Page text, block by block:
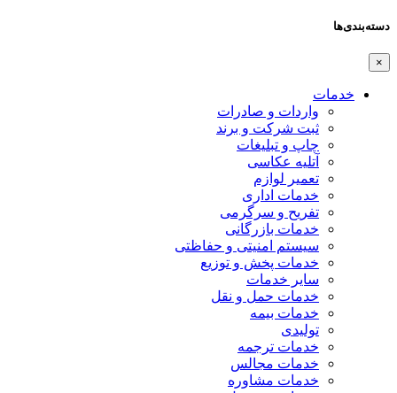
دسته‌بندی‌ها
×
خدمات
واردات و صادرات
ثبت شرکت و برند
چاپ و تبلیغات
آتلیه عکاسی
تعمیر لوازم
خدمات اداری
تفریح و سرگرمی
خدمات بازرگانی
سیستم امنیتی و حفاظتی
خدمات پخش و توزیع
سایر خدمات
خدمات حمل و نقل
خدمات بیمه
تولیدی
خدمات ترجمه
خدمات مجالس
خدمات مشاوره